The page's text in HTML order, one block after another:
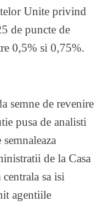
Unite privind
de puncte de
0,5% si 0,75%.
semne de revenire
pusa de analisti
de la Casa
sa isi
agentiile